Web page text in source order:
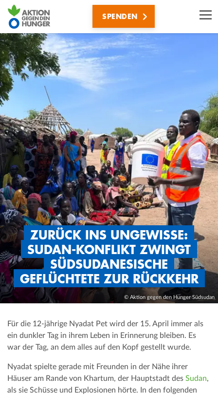
Direkt
zum
Inhalt
SPENDEN
ZURÜCK INS UNGEWISSE:
SUDAN-KONFLIKT ZWINGT
SÜDSUDANESISCHE
GEFLÜCHTETE ZUR RÜCKKEHR
© Aktion gegen den Hunger Südsudan
Für die 12-jährige Nyadat Pet wird der 15. April immer als
ein dunkler Tag in ihrem Leben in Erinnerung bleiben. Es
war der Tag, an dem alles auf den Kopf gestellt wurde.
Nyadat spielte gerade mit Freunden in der Nähe ihrer
Häuser am Rande von Khartum, der Hauptstadt des Sudan,
als sie Schüsse und Explosionen hörte. In den folgenden